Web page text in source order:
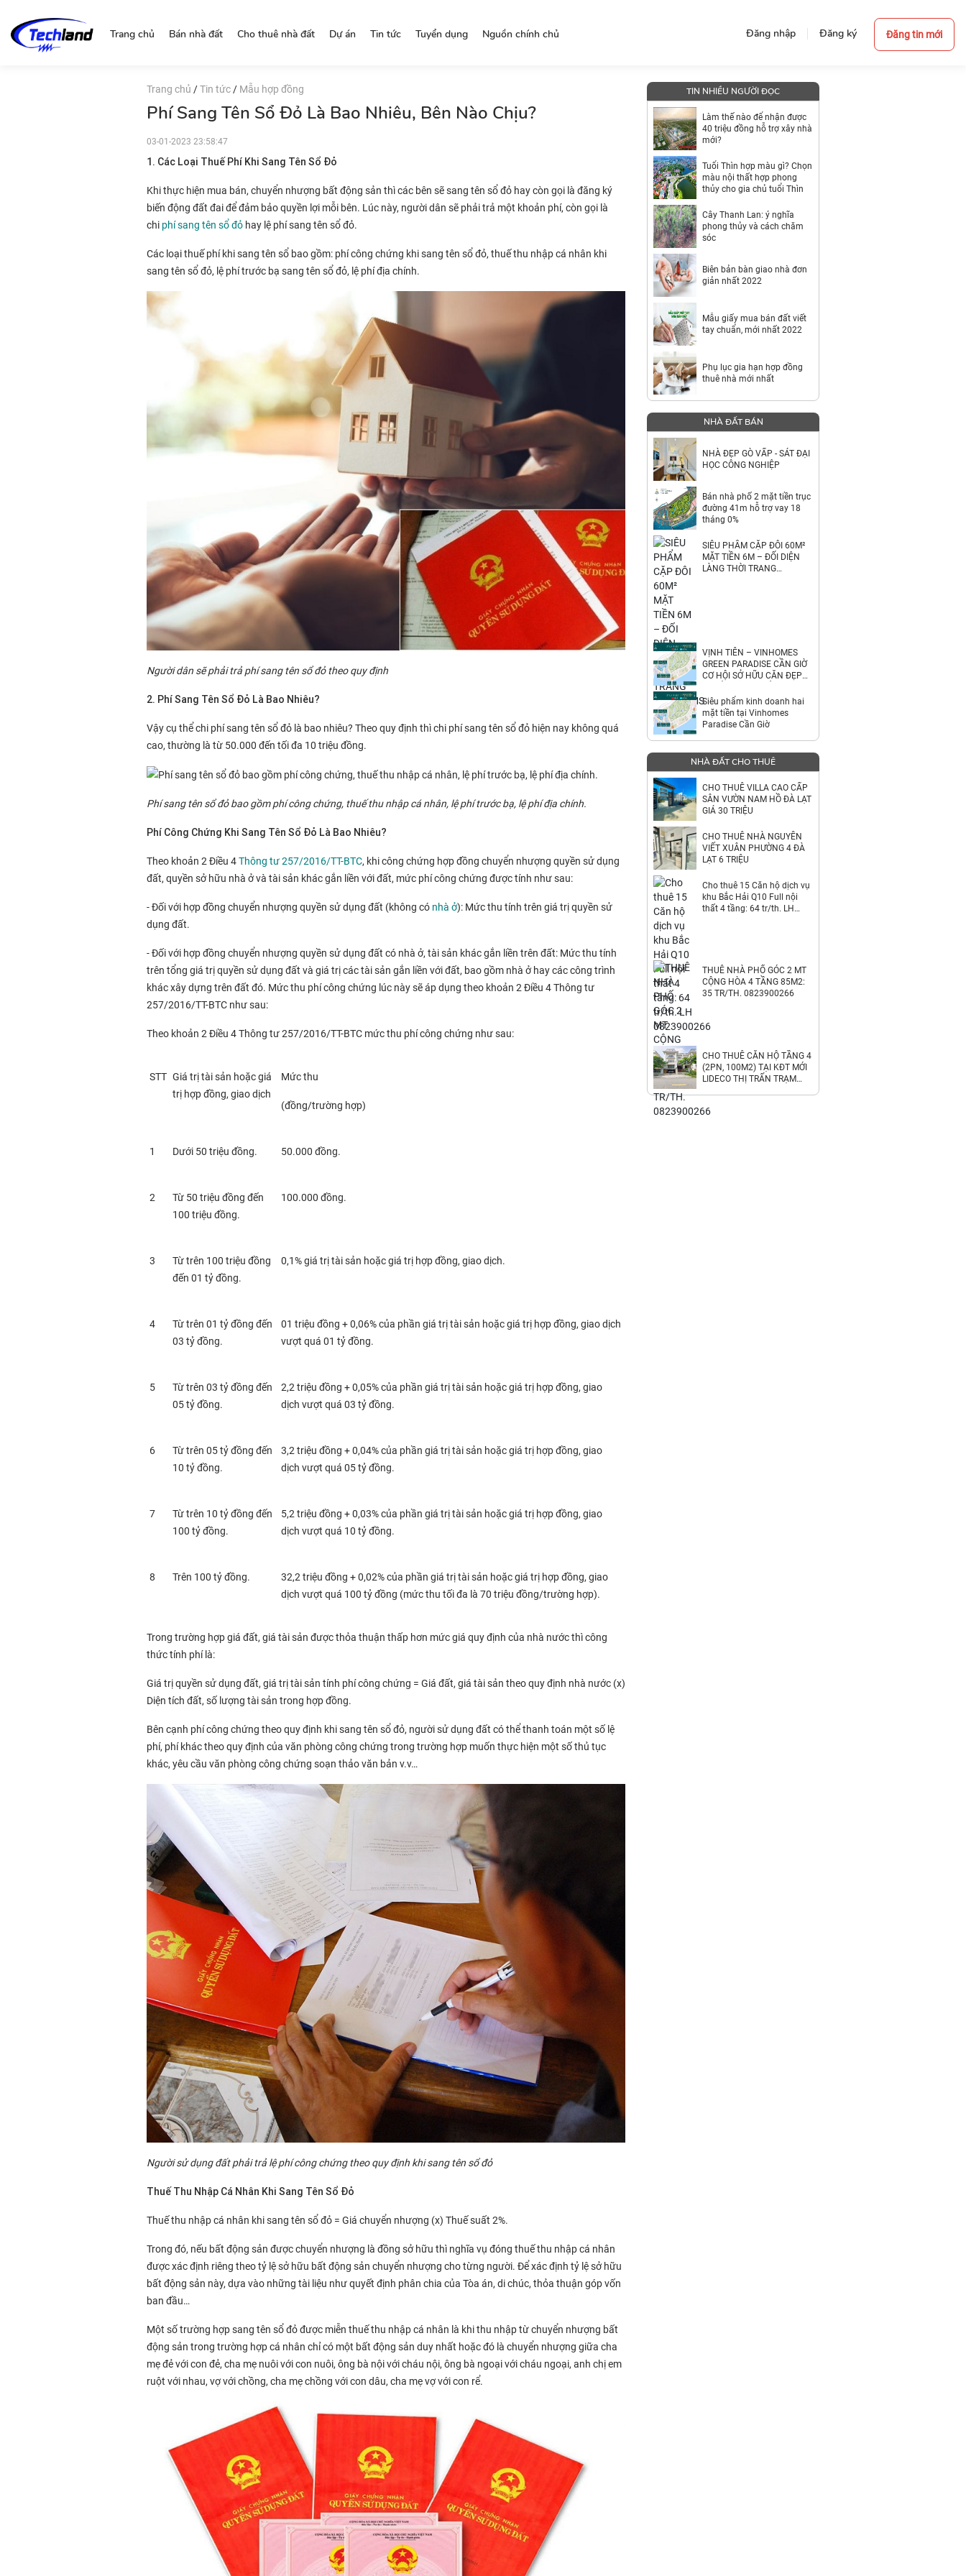
Đăng nhập Đăng ký Đăng tin mới
Trang chủ Bán nhà đất Cho thuê nhà đất Dự án Tin tức Tuyển dụng Nguồn chính chủ
Trang chủ /Tin tức / Mẫu hợp đồng
Phí Sang Tên Sổ Đỏ Là Bao Nhiêu, Bên Nào Chịu?
03-01-2023 23:58:47
1. Các Loại Thuế Phí Khi Sang Tên Sổ Đỏ
Khi thực hiện mua bán, chuyển nhượng bất động sản thì các bên sẽ sang tên sổ đỏ hay còn gọi là đăng ký
biến động đất đai để đảm bảo quyền lợi mỗi bên. Lúc này, người dân sẽ phải trả một khoản phí, còn gọi là
chi phí sang tên sổ đỏ hay lệ phí sang tên sổ đỏ.
Các loại thuế phí khi sang tên sổ bao gồm: phí công chứng khi sang tên sổ đỏ, thuế thu nhập cá nhân khi
sang tên sổ đỏ, lệ phí trước bạ sang tên sổ đỏ, lệ phí địa chính.
Người dân sẽ phải trả phí sang tên sổ đỏ theo quy định
2. Phí Sang Tên Sổ Đỏ Là Bao Nhiêu?
Vậy cụ thể chi phí sang tên sổ đỏ là bao nhiêu? Theo quy định thì chi phí sang tên sổ đỏ hiện nay không quá
cao, thường là từ 50.000 đến tối đa 10 triệu đồng.
Phí sang tên sổ đỏ bao gồm phí công chứng, thuế thu nhập cá nhân, lệ phí trước bạ, lệ phí địa chính.
Phí Công Chứng Khi Sang Tên Sổ Đỏ Là Bao Nhiêu?
Theo khoản 2 Điều 4Thông tư 257/2016/TT-BTC, khi công chứng hợp đồng chuyển nhượng quyền sử dụng
đất, quyền sở hữu nhà ở và tài sản khác gắn liền với đất, mức phí công chứng được tính như sau:
- Đối với hợp đồng chuyển nhượng quyền sử dụng đất (không có nhà ở): Mức thu tính trên giá trị quyền sử
dụng đất.
- Đối với hợp đồng chuyển nhượng quyền sử dụng đất có nhà ở, tài sản khác gắn liền trên đất: Mức thu tính
trên tổng giá trị quyền sử dụng đất và giá trị các tài sản gắn liền với đất, bao gồm nhà ở hay các công trình
khác xây dựng trên đất đó. Mức thu phí công chứng lúc này sẽ áp dụng theo khoản 2 Điều 4 Thông tư
257/2016/TT-BTC như sau:
Theo khoản 2 Điều 4 Thông tư 257/2016/TT-BTC mức thu phí công chứng như sau:
STT Giá trị tài sản hoặc giá
trị hợp đồng, giao dịch
Mức thu
(đồng/trường hợp)
1 Dưới 50 triệu đồng. 50.000 đồng.
2
Từ 50 triệu đồng đến
100 triệu đồng.
100.000 đồng.
3
Từ trên 100 triệu đồng
đến 01 tỷ đồng.
0,1% giá trị tài sản hoặc giá trị hợp đồng, giao dịch.
4
Từ trên 01 tỷ đồng đến
03 tỷ đồng.
01 triệu đồng + 0,06% của phần giá trị tài sản hoặc giá trị hợp đồng, giao dịch
vượt quá 01 tỷ đồng.
5
Từ trên 03 tỷ đồng đến
05 tỷ đồng.
2,2 triệu đồng + 0,05% của phần giá trị tài sản hoặc giá trị hợp đồng, giao
dịch vượt quá 03 tỷ đồng.
6
Từ trên 05 tỷ đồng đến
10 tỷ đồng.
3,2 triệu đồng + 0,04% của phần giá trị tài sản hoặc giá trị hợp đồng, giao
dịch vượt quá 05 tỷ đồng.
7
Từ trên 10 tỷ đồng đến
100 tỷ đồng.
5,2 triệu đồng + 0,03% của phần giá trị tài sản hoặc giá trị hợp đồng, giao
dịch vượt quá 10 tỷ đồng.
8 Trên 100 tỷ đồng.
32,2 triệu đồng + 0,02% của phần giá trị tài sản hoặc giá trị hợp đồng, giao
dịch vượt quá 100 tỷ đồng (mức thu tối đa là 70 triệu đồng/trường hợp).
Trong trường hợp giá đất, giá tài sản được thỏa thuận thấp hơn mức giá quy định của nhà nước thì công
thức tính phí là:
Giá trị quyền sử dụng đất, giá trị tài sản tính phí công chứng = Giá đất, giá tài sản theo quy định nhà nước (x)
Diện tích đất, số lượng tài sản trong hợp đồng.
Bên cạnh phí công chứng theo quy định khi sang tên sổ đỏ, người sử dụng đất có thể thanh toán một số lệ
phí, phí khác theo quy định của văn phòng công chứng trong trường hợp muốn thực hiện một số thủ tục
khác, yêu cầu văn phòng công chứng soạn thảo văn bản v.v…
Người sử dụng đất phải trả lệ phí công chứng theo quy định khi sang tên sổ đỏ
Thuế Thu Nhập Cá Nhân Khi Sang Tên Sổ Đỏ
Thuế thu nhập cá nhân khi sang tên sổ đỏ = Giá chuyển nhượng (x) Thuế suất 2%.
Trong đó, nếu bất động sản được chuyển nhượng là đồng sở hữu thì nghĩa vụ đóng thuế thu nhập cá nhân
được xác định riêng theo tỷ lệ sở hữu bất động sản chuyển nhượng cho từng người. Để xác định tỷ lệ sở hữu
bất động sản này, dựa vào những tài liệu như quyết định phân chia của Tòa án, di chúc, thỏa thuận góp vốn
ban đầu…
Một số trường hợp sang tên sổ đỏ được miễn thuế thu nhập cá nhân là khi thu nhập từ chuyển nhượng bất
động sản trong trường hợp cá nhân chỉ có một bất động sản duy nhất hoặc đó là chuyển nhượng giữa cha
mẹ đẻ với con đẻ, cha mẹ nuôi với con nuôi, ông bà nội với cháu nội, ông bà ngoại với cháu ngoại, anh chị em
ruột với nhau, vợ với chồng, cha mẹ chồng với con dâu, cha mẹ vợ với con rể.
TIN NHIỀU NGƯỜI ĐỌC
Làm thế nào để nhận được
40 triệu đồng hỗ trợ xây nhà
mới?
Tuổi Thìn hợp màu gì? Chọn
màu nội thất hợp phong
thủy cho gia chủ tuổi Thìn
Cây Thanh Lan: ý nghĩa
phong thủy và cách chăm
sóc
Biên bản bàn giao nhà đơn
giản nhất 2022
Mẫu giấy mua bán đất viết
tay chuẩn, mới nhất 2022
Phụ lục gia hạn hợp đồng
thuê nhà mới nhất
NHÀ ĐẤT BÁN
NHÀ ĐẸP GÒ VẤP - SÁT ĐẠI
HỌC CÔNG NGHIỆP
Bán nhà phố 2 mặt tiền trục
đường 41m hỗ trợ vay 18
tháng 0%
SIÊU PHẨM CẶP ĐÔI 60M²
MẶT TIỀN 6M – ĐỐI DIỆN
LÀNG THỜI TRANG
VỊNH TIÊN – VINHOMES
GREEN PARADISE CẦN GIỜ
CƠ HỘI SỞ HỮU CĂN ĐẸP
PHÂN KHU
Siêu phẩm kinh doanh hai
mặt tiền tại Vinhomes
Paradise Cần Giờ
NHÀ ĐẤT CHO THUÊ
CHO THUÊ VILLA CAO CẤP
SÂN VƯỜN NAM HỒ ĐÀ LẠT
GIÁ 30 TRIỆU
CHO THUÊ NHÀ NGUYỄN
VIẾT XUÂN PHƯỜNG 4 ĐÀ
LẠT 6 TRIỆU
Cho thuê 15 Căn hộ dịch vụ
khu Bắc Hải Q10 Full nội
thất 4 tầng: 64 tr/th. LH
THUÊ NHÀ PHỐ GÓC 2 MT
CỘNG HÒA 4 TẦNG 85M2:
35 TR/TH. 0823900266
CHO THUÊ CĂN HỘ TẦNG 4
(2PN, 100M2) TẠI KĐT MỚI
LIDECO THỊ TRẤN TRẠM